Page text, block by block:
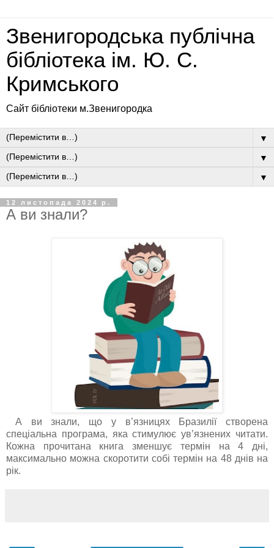
Звенигородська публічна
бібліотека ім. Ю. С.
Кримського
Сайт бібліотеки м.Звенигородка
▼
▼
▼
12 листопада 2024 р.
А ви знали?
А ви знали, що у в’язницях Бразилії створена
спеціальна програма, яка стимулює ув’язнених читати.
Кожна прочитана книга зменшує термін на 4 дні,
максимально можна скоротити собі термін на 48 днів на
рік.